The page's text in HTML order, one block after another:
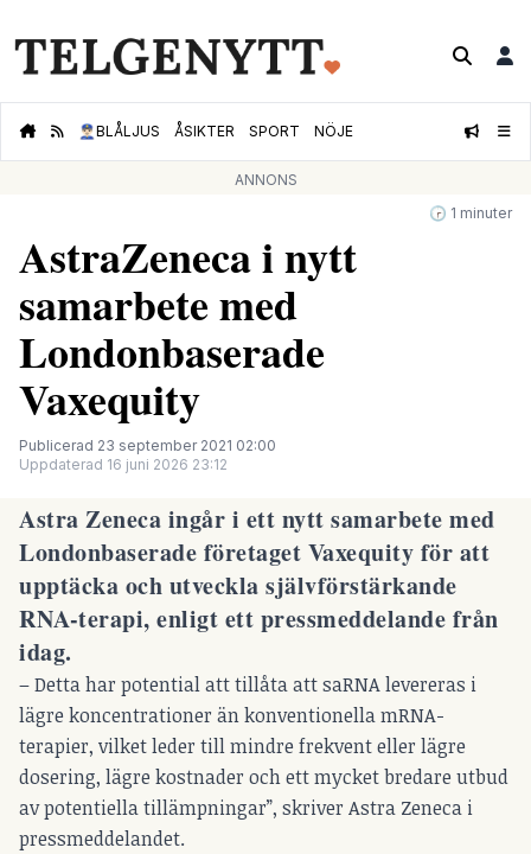
👮🏻‍♂️BLÅLJUS ÅSIKTER SPORT NÖJE
ANNONS
🕝 1 minuter
AstraZeneca i nytt
samarbete med
Londonbaserade
Vaxequity
Publicerad 23 september 2021 02:00
Uppdaterad 16 juni 2026 23:12
Astra Zeneca ingår i ett nytt samarbete med
Londonbaserade företaget Vaxequity för att
upptäcka och utveckla självförstärkande
RNA-terapi, enligt ett pressmeddelande från
idag.
– Detta har potential att tillåta att saRNA levereras i
lägre koncentrationer än konventionella mRNA-
terapier, vilket leder till mindre frekvent eller lägre
dosering, lägre kostnader och ett mycket bredare utbud
av potentiella tillämpningar”, skriver Astra Zeneca i
pressmeddelandet.